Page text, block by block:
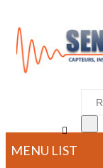

MENU LIST